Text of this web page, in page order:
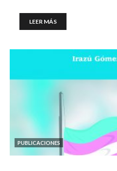
LEER MÁS
PUBLICACIONES